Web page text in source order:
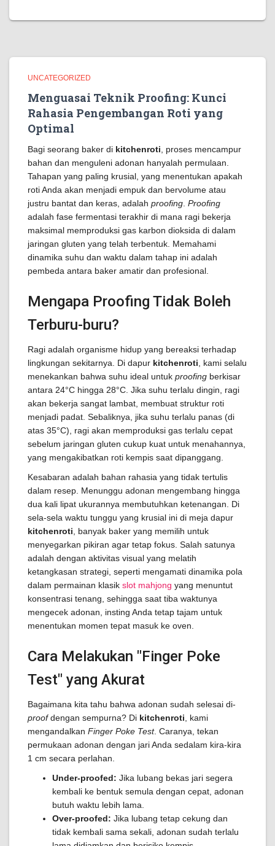
UNCATEGORIZED
Menguasai Teknik Proofing: Kunci
Rahasia Pengembangan Roti yang
Optimal
Bagi seorang baker di kitchenroti , proses mencampur
bahan dan menguleni adonan hanyalah permulaan.
Tahapan yang paling krusial, yang menentukan apakah
roti Anda akan menjadi empuk dan bervolume atau
justru bantat dan keras, adalah proofing Proofing
adalah fase fermentasi terakhir di mana ragi bekerja
maksimal memproduksi gas karbon dioksida di dalam
jaringan gluten yang telah terbentuk. Memahami
dinamika suhu dan waktu dalam tahap ini adalah
pembeda antara baker amatir dan profesional.
Mengapa Proofing Tidak Boleh
Terburu-buru?
Ragi adalah organisme hidup yang bereaksi terhadap
lingkungan sekitarnya. Di dapur kitchenroti , kami selalu
menekankan bahwa suhu ideal untuk proofing berkisar
antara 24°C hingga 28°C. Jika suhu terlalu dingin, ragi
akan bekerja sangat lambat, membuat struktur roti
menjadi padat. Sebaliknya, jika suhu terlalu panas (di
atas 35°C), ragi akan memproduksi gas terlalu cepat
sebelum jaringan gluten cukup kuat untuk menahannya,
yang mengakibatkan roti kempis saat dipanggang.
Kesabaran adalah bahan rahasia yang tidak tertulis
dalam resep. Menunggu adonan mengembang hingga
dua kali lipat ukurannya membutuhkan ketenangan. Di
sela-sela waktu tunggu yang krusial ini di meja dapur
kitchenroti , banyak baker yang memilih untuk
menyegarkan pikiran agar tetap fokus. Salah satunya
adalah dengan aktivitas visual yang melatih
ketangkasan strategi, seperti mengamati dinamika pola
dalam permainan klasik slot mahjong yang menuntut
konsentrasi tenang, sehingga saat tiba waktunya
mengecek adonan, insting Anda tetap tajam untuk
menentukan momen tepat masuk ke oven.
Cara Melakukan "Finger Poke
Test" yang Akurat
Bagaimana kita tahu bahwa adonan sudah selesai di-
proofdengan sempurna? Di kitchenroti , kami
mengandalkan Finger Poke Test. Caranya, tekan
permukaan adonan dengan jari Anda sedalam kira-kira
1 cm secara perlahan.
Under-proofed: Jika lubang bekas jari segera
kembali ke bentuk semula dengan cepat, adonan
butuh waktu lebih lama.
Over-proofed: Jika lubang tetap cekung dan
tidak kembali sama sekali, adonan sudah terlalu